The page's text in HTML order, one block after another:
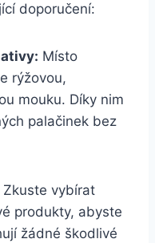
doporučení:
Místo
rýžovou,
mouku. Díky nim
palačinek bez
Zkuste vybírat
produkty, abyste
žádné škodlivé